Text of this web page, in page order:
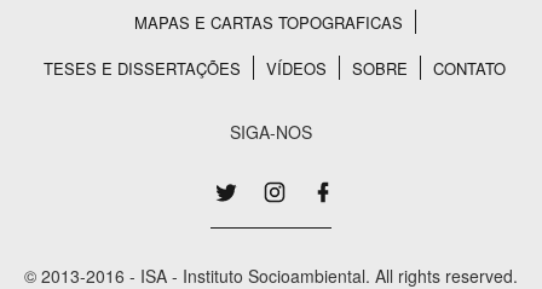
MAPAS E CARTAS TOPOGRAFICAS
TESES E DISSERTAÇÕES
VÍDEOS SOBRE CONTATO
SIGA-NOS
© 2013-2016 - ISA - Instituto Socioambiental. All rights reserved.